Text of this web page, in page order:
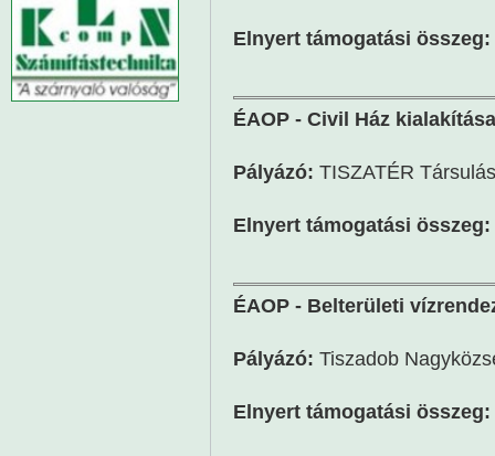
Elnyert támogatási összeg:
ÉAOP - Civil Ház
Pályázó: TISZATÉR Társulás
Elnyert támogatási összeg:
ÉAOP - Belterületi
Pályázó: Tiszadob
Elnyert támogatási összeg: